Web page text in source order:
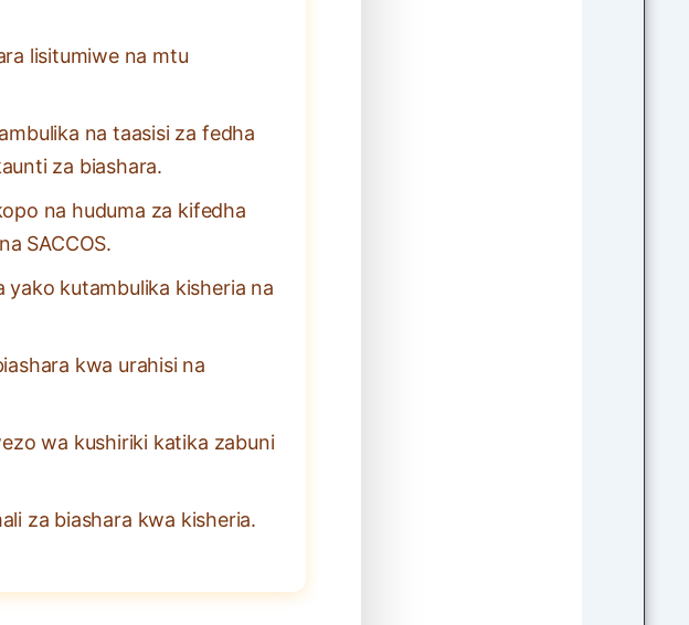
lisitumiwe na mtu
na taasisi za fedha
za biashara.
na huduma za kifedha
SACCOS.
yako kutambulika kisheria na
kwa urahisi na
wa kushiriki katika zabuni
za biashara kwa kisheria.